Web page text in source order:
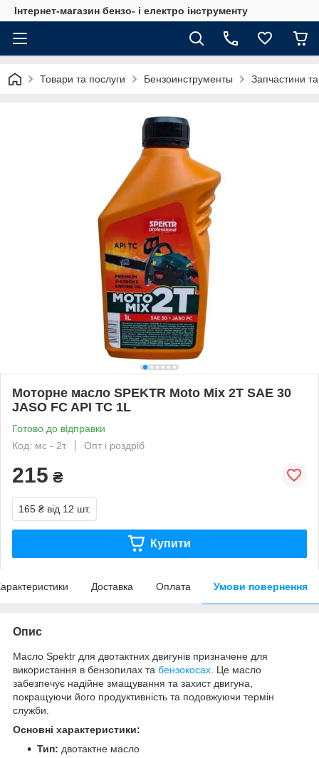
Інтернет-магазин бензо- і електро інструменту
Товари та послуги Бензоинструменты Запчастини
Моторне масло SPEKTR Moto Mix 2T SAE 30
JASO FC API TC 1L
Готово до відправки
Код: мс - 2т
Опт і роздріб
215 ₴
165 ₴ від 12 шт.
Купити
Доставка Оплата Умови повернення
Опис
Масло Spektr для двотактних двигунів призначене для
використання в бензопилах та бензокосах . Це масло
забезпечує надійне змащування та захист двигуна,
покращуючи його продуктивність та подовжуючи термін
служби.
Основні характеристики:
Тип: двотактне масло